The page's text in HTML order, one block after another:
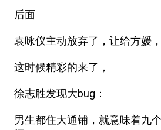
后面
袁咏仪主动放弃了，让给方媛，
这时候精彩的来了，
徐志胜发现大bug：
男生都住大通铺，就意味着九